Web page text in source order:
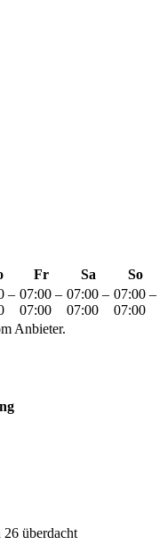
Fr Sa
So
– 07:00 –
07:00
07:00 –
07:00
07:00 –
07:00
Anbieter.
26 überdacht